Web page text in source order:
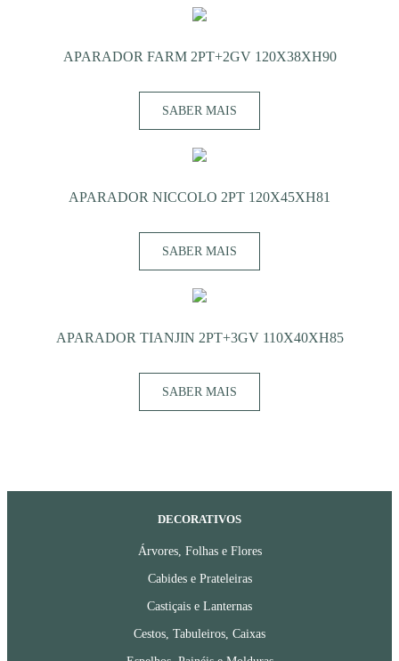
APARADOR FARM 2PT+2GV 120X38XH90
SABER MAIS
APARADOR NICCOLO 2PT 120X45XH81
SABER MAIS
APARADOR TIANJIN 2PT+3GV 110X40XH85
SABER MAIS
DECORATIVOS
Árvores, Folhas e Flores
Cabides e Prateleiras
Castiçais e Lanternas
Cestos, Tabuleiros, Caixas